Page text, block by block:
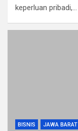
keperluan pribadi,…
BISNIS JAWA BARAT